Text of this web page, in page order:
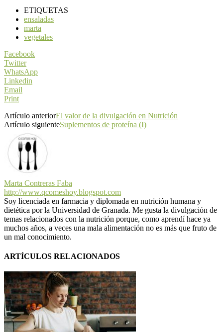
ETIQUETAS
ensaladas
marta
vegetales
Facebook
Twitter
WhatsApp
Linkedin
Email
Print
Artículo anteriorEl valor de la divulgación en Nutrición
Artículo siguienteSuplementos de proteína (I)
Marta Contreras Faba
http://www.qcomeshoy.blogspot.com
Soy licenciada en farmacia y diplomada en nutrición humana y
dietética por la Universidad de Granada. Me gusta la divulgación de
temas relacionados con la nutrición porque, como aprendí hace ya
muchos años, a veces una mala alimentación no es más que fruto de
un mal conocimiento.
ARTÍCULOS RELACIONADOS